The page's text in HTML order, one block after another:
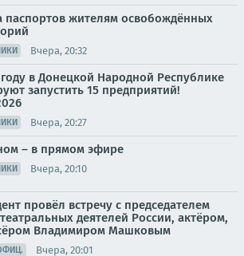
паспортов жителям освобождённых
Вчера, 20:32
в Донецкой Народной Республике
запустить 15 предприятий!
Вчера, 20:27
– в прямом эфире
Вчера, 20:10
провёл встречу с председателем
деятелей России, актёром,
Владимиром Машковым
Вчера, 20:01